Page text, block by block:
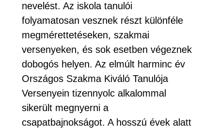
nevelést. Az iskola tanulói
folyamatosan vesznek részt különféle
megmérettetéseken, szakmai
versenyeken, és sok esetben végeznek
dobogós helyen. Az elmúlt harminc év
Országos Szakma Kiváló Tanulója
Versenyein tizennyolc alkalommal
sikerült megnyerni a
csapatbajnokságot. A hosszú évek alatt